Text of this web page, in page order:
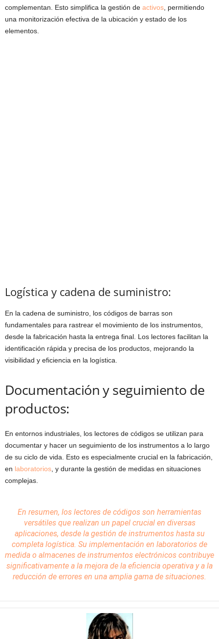
complementan. Esto simplifica la gestión de activos , permitiendo
una monitorización efectiva de la ubicación y estado de los
elementos.
Logística y cadena de suministro:
En la cadena de suministro, los códigos de barras son
fundamentales para rastrear el movimiento de los instrumentos,
desde la fabricación hasta la entrega final. Los lectores facilitan la
identificación rápida y precisa de los productos, mejorando la
visibilidad y eficiencia en la logística.
Documentación y seguimiento de
productos:
En entornos industriales, los lectores de códigos se utilizan para
documentar y hacer un seguimiento de los instrumentos a lo largo
de su ciclo de vida. Esto es especialmente crucial en la fabricación,
en laboratorios , y durante la gestión de medidas en situaciones
complejas.
En resumen, los lectores de códigos son herramientas
versátiles que realizan un papel crucial en diversas
aplicaciones, desde la gestión de instrumentos hasta su
completa logística. Su implementación en laboratorios de
medida o almacenes de instrumentos electrónicos contribuye
significativamente a la mejora de la eficiencia operativa y a la
reducción de errores en una amplia gama de situaciones.